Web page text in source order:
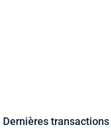
Dernières transactions